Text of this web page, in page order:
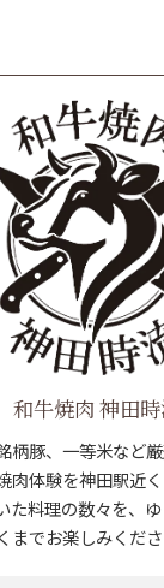
和牛焼肉 神田
柄豚、一等米など
肉体験を神田駅近
た料理の数々を、
までお楽しみくださ